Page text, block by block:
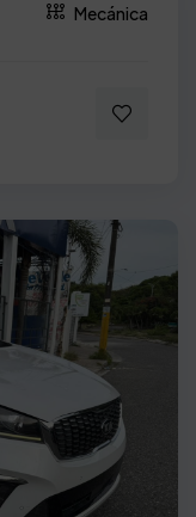
Mecánica